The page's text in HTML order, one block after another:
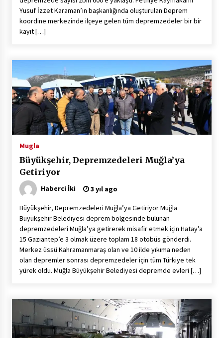
Yusuf İzzet Karaman’ın başkanlığında oluşturulan Deprem
koordine merkezinde ilçeye gelen tüm depremzedeler bir bir
kayıt […]
Mugla
Büyükşehir, Depremzedeleri Muğla’ya
Getiriyor
Haberci İki 3 yıl ago
Büyükşehir, Depremzedeleri Muğla’ya Getiriyor Muğla
Büyükşehir Belediyesi deprem bölgesinde bulunan
depremzedeleri Muğla’ya getirerek misafir etmek için Hatay’a
15 Gaziantep’e 3 olmak üzere toplam 18 otobüs gönderdi.
Merkez üssü Kahramanmaraş olan ve 10 ilde yıkıma neden
olan depremler sonrası depremzedeler için tüm Türkiye tek
yürek oldu. Muğla Büyükşehir Belediyesi depremde evleri […]